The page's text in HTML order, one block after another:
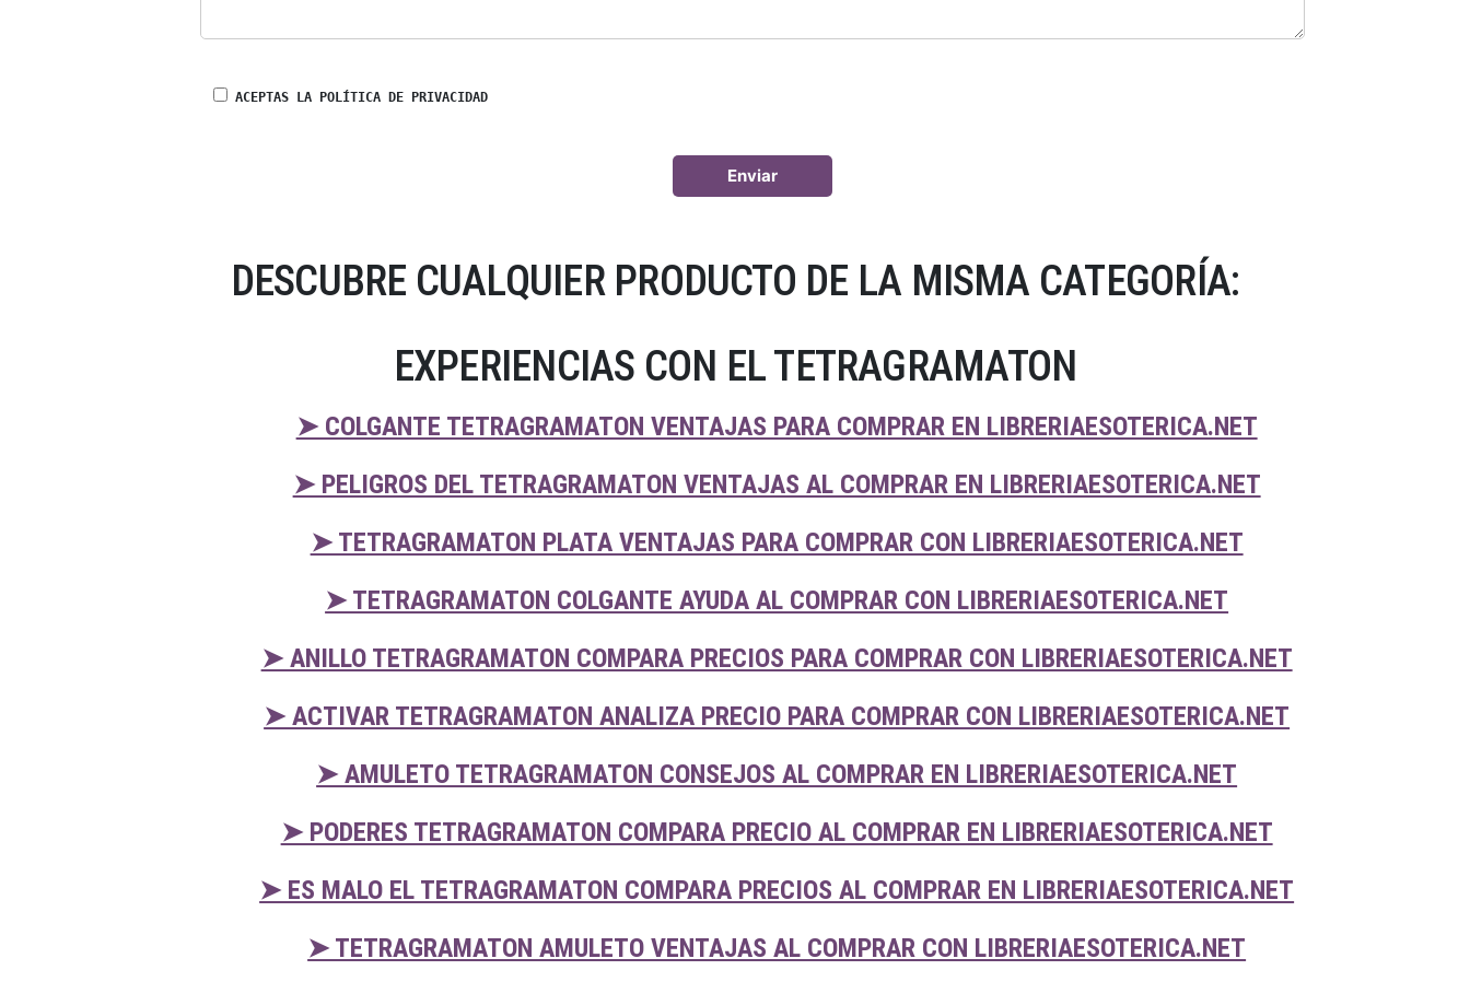
ACEPTAS LA POLÍTICA DE PRIVACIDAD
DESCUBRE CUALQUIER PRODUCTO DE LA MISMA CATEGORÍA:
EXPERIENCIAS CON EL TETRAGRAMATON
➤ COLGANTE TETRAGRAMATON VENTAJAS PARA COMPRAR EN LIBRERIAESOTERICA.NET
➤ PELIGROS DEL TETRAGRAMATON VENTAJAS AL COMPRAR EN LIBRERIAESOTERICA.NET
➤ TETRAGRAMATON PLATA VENTAJAS PARA COMPRAR CON LIBRERIAESOTERICA.NET
➤ TETRAGRAMATON COLGANTE AYUDA AL COMPRAR CON LIBRERIAESOTERICA.NET
➤ ANILLO TETRAGRAMATON COMPARA PRECIOS PARA COMPRAR CON LIBRERIAESOTERICA.NET
➤ ACTIVAR TETRAGRAMATON ANALIZA PRECIO PARA COMPRAR CON LIBRERIAESOTERICA.NET
➤ AMULETO TETRAGRAMATON CONSEJOS AL COMPRAR EN LIBRERIAESOTERICA.NET
➤ PODERES TETRAGRAMATON COMPARA PRECIO AL COMPRAR EN LIBRERIAESOTERICA.NET
➤ ES MALO EL TETRAGRAMATON COMPARA PRECIOS AL COMPRAR EN LIBRERIAESOTERICA.NET
➤ TETRAGRAMATON AMULETO VENTAJAS AL COMPRAR CON LIBRERIAESOTERICA.NET